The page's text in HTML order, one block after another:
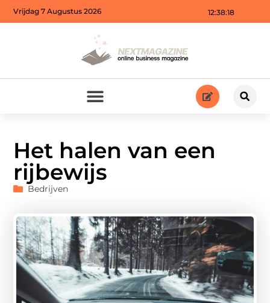
12:38:20
Vrijdag 7 Augustus 2026
Het halen van een
rijbewijs
Bedrijven